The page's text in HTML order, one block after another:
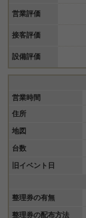
営業評価
接客評価
設備評価
営業時間
住所
地図
台数
旧イベント日
整理券の有無
整理券の配布方法